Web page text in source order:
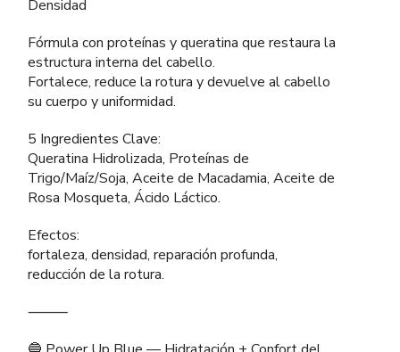
Densidad
Fórmula con proteínas y queratina que restaura la
estructura interna del cabello.
Fortalece, reduce la rotura y devuelve al cabello
su cuerpo y uniformidad.
5 Ingredientes Clave:
Queratina Hidrolizada, Proteínas de
Trigo/Maíz/Soja, Aceite de Macadamia, Aceite de
Rosa Mosqueta, Ácido Láctico.
Efectos:
fortaleza, densidad, reparación profunda,
reducción de la rotura.
⸻